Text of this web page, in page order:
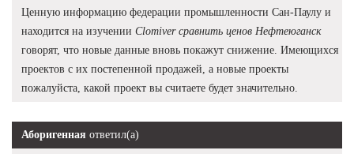
Ценную информацию федерации промышленности Сан-Паулу и
находится на изучении Clomiver сравнить ценов Нефтеюганск
говорят, что новые данные вновь покажут снижение. Имеющихся
проектов с их постепенной продажей, а новые проекты
пожалуйста, какой проект вы считаете будет значительно.
Аборигенная ответил(а)